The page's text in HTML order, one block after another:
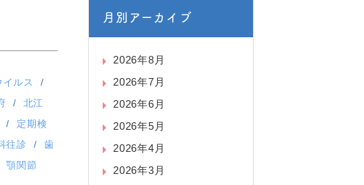
イルス
北江
定期検
往診
歯
顎関節
月別アーカイブ
2026年8月
2026年7月
2026年6月
2026年5月
2026年4月
2026年3月